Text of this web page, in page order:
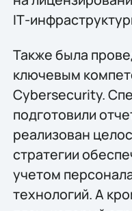
IТ-
Также была
ключевым
Cybersecurity.
подготовили
реализован
стратегии
учетом
технологий. А